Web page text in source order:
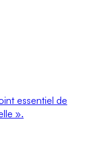
essentiel de
».